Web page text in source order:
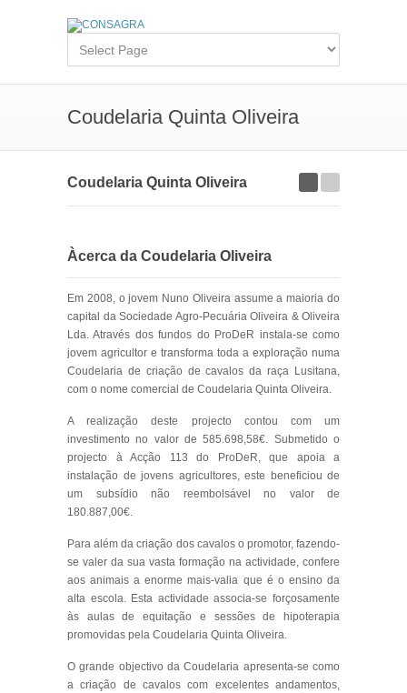
Coudelaria Quinta Oliveira
Coudelaria Quinta Oliveira
Àcerca da Coudelaria Oliveira
Em 2008, o jovem Nuno Oliveira assume a maioria do
capital da Sociedade Agro-Pecuária Oliveira & Oliveira
Lda. Através dos fundos do ProDeR instala-se como
jovem agricultor e transforma toda a exploração numa
Coudelaria de criação de cavalos da raça Lusitana,
com o nome comercial de Coudelaria Quinta Oliveira.
A realização deste projecto contou com um
investimento no valor de 585.698,58€. Submetido o
projecto à Acção 113 do ProDeR, que apoia a
instalação de jovens agricultores, este beneficiou de
um subsídio não reembolsável no valor de
180.887,00€.
Para além da criação dos cavalos o promotor, fazendo-
se valer da sua vasta formação na actividade, confere
aos animais a enorme mais-valia que é o ensino da
alta escola. Esta actividade associa-se forçosamente
às aulas de equitação e sessões de hipoterapia
promovidas pela Coudelaria Quinta Oliveira.
O grande objectivo da Coudelaria apresenta-se como
a criação de cavalos com excelentes andamentos,